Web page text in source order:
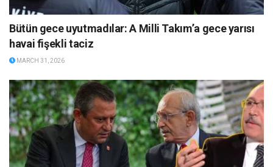
Bütün gece uyutmadılar: A Milli Takım’a gece yarısı
havai fişekli taciz
MARCH 31, 2026